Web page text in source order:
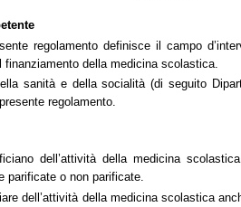
regolamento definisce il campo
finanziamento della medicina scolastica.
sanità e della socialità (di seguito
regolamento.
dell’attività della medicina
parificate o non parificate.
dell’attività della medicina scolastica